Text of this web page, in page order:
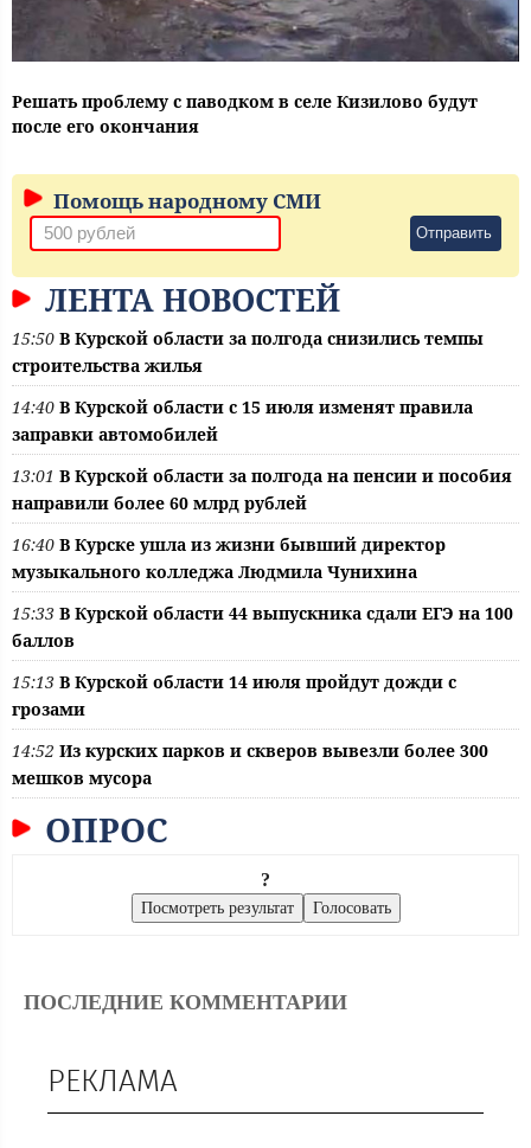
Решать проблему с паводком в селе Кизилово будут
после его окончания
Помощь народному СМИ
Отправить
ЛЕНТА НОВОСТЕЙ
15:50 В Курской области за полгода снизились темпы
строительства жилья
14:40 В Курской области с 15 июля изменят правила
заправки автомобилей
13:01 В Курской области за полгода на пенсии и пособия
направили более 60 млрд рублей
16:40 В Курске ушла из жизни бывший директор
музыкального колледжа Людмила Чунихина
15:33 В Курской области 44 выпускника сдали ЕГЭ на 100
баллов
15:13 В Курской области 14 июля пройдут дожди с
грозами
14:52 Из курских парков и скверов вывезли более 300
мешков мусора
ОПРОС
?
ПОСЛЕДНИЕ КОММЕНТАРИИ
РЕКЛАМА